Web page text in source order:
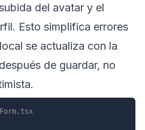
del avatar y el
Esto simplifica errores
se actualiza con la
de guardar, no